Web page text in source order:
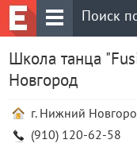
Школа танца
Новгород
г. Нижний
(910) 120-62-58